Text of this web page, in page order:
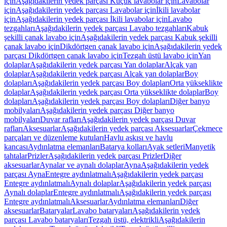
içinAşağıdakilerin yedek parçası Lavabolar içinİkili lavabolar
içinAşağıdakilerin yedek parçası İkili lavabolar içinLavabo
tezgahlarıAşağıdakilerin yedek parçası Lavabo tezgahlarıKabuk
şekilli çanak lavabo içinAşağıdakilerin yedek parçası Kabuk şekilli
çanak lavabo içinDikdörtgen çanak lavabo içinAşağıdakilerin yedek
parçası Dikdörtgen çanak lavabo içinTezgah üstü lavabo içinYan
dolaplarAşağıdakilerin yedek parçası Yan dolaplarAlçak yan
dolaplarAşağıdakilerin yedek parçası Alçak yan dolaplarBoy
dolaplarıAşağıdakilerin yedek parçası Boy dolaplarıOrta yükseklikte
dolaplarAşağıdakilerin yedek parçası Orta yükseklikte dolaplarBoy
dolaplarıAşağıdakilerin yedek parçası Boy dolaplarıDiğer banyo
mobilyalarıAşağıdakilerin yedek parçası Diğer banyo
mobilyalarıDuvar raflarıAşağıdakilerin yedek parçası Duvar
raflarıAksesuarlarAşağıdakilerin yedek parçası AksesuarlarÇekmece
parçaları ve düzenleme kutularıHavlu askısı ve havlu
kancasıAydınlatma elemanlarıBatarya kollarıAyak setleriManyetik
tahtalarPrizlerAşağıdakilerin yedek parçası PrizlerDiğer
aksesuarlarAynalar ve aynalı dolaplarAynaAşağıdakilerin yedek
parçası AynaEntegre aydınlatmalıAşağıdakilerin yedek parçası
Entegre aydınlatmalıAynalı dolaplarAşağıdakilerin yedek parçası
Aynalı dolaplarEntegre aydınlatmalıAşağıdakilerin yedek parçası
Entegre aydınlatmalıAksesuarlarAydınlatma elemanlarıDiğer
aksesuarlarBataryalarLavabo bataryalarıAşağıdakilerin yedek
parçası Lavabo bataryalarıTezgah üstü, elektrikliAşağıdakilerin